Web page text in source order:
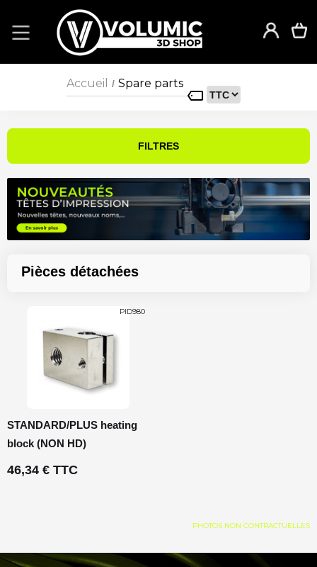
Accueil / Spare parts
FILTRES
Pièces détachées
PID980
STANDARD/PLUS heating
block (NON HD)
46,34 € TTC
PHOTOS NON CONTRACTUELLES